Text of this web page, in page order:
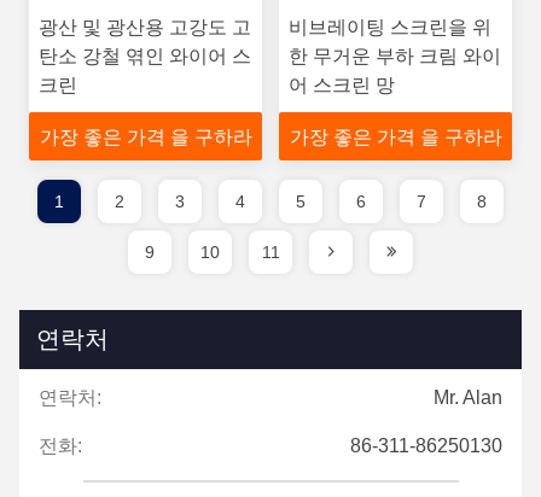
광산 및 광산용 고강도 고
탄소 강철 엮인 와이어 스
크린
가장 좋은 가격 을 구하라
비브레이팅 스크린을 위
한 무거운 부하 크림 와이
어 스크린 망
가장 좋은 가격 을 구하라
1 2 3 4 5 6 7 8
9 10 11
연락처
연락처: Mr. Alan
전화: 86-311-86250130